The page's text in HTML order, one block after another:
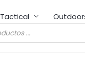
Tactical